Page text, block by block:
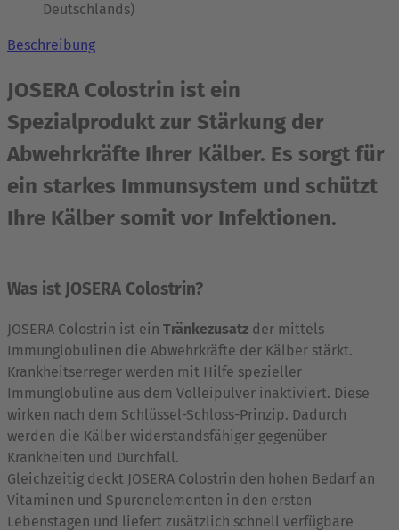
Deutschlands)
Beschreibung
JOSERA Colostrin ist ein
Spezialprodukt zur Stärkung der
Abwehrkräfte Ihrer Kälber. Es sorgt für
ein starkes Immunsystem und schützt
Ihre Kälber somit vor Infektionen.
Was ist JOSERA Colostrin?
JOSERA Colostrin ist ein Tränkezusatz der mittels
Immunglobulinen die Abwehrkräfte der Kälber stärkt.
Krankheitserreger werden mit Hilfe spezieller
Immunglobuline aus dem Volleipulver inaktiviert. Diese
wirken nach dem Schlüssel-Schloss-Prinzip. Dadurch
werden die Kälber widerstandsfähiger gegenüber
Krankheiten und Durchfall.
Gleichzeitig deckt JOSERA Colostrin den hohen Bedarf an
Vitaminen und Spurenelementen in den ersten
Lebenstagen und liefert zusätzlich schnell verfügbare